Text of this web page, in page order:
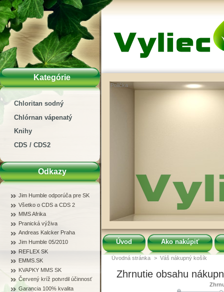
Kategórie
Chloritan sodný
Chlórnan vápenatý
Knihy
CDS / CDS2
Odkazy
Jim Humble odporúča pre SK
Všetko o CDS a CDS 2
MMS Afrika
Pranická výživa
Andreas Kalcker Praha
Jim Humble 05/2010
REFLEX SK
EMMS.SK
KVAPKY MMS SK
Červený kríž potvrdil účinnosť
Garancia 100% kvalita
Polička
Úvod Ako nakúpiť
Úvodná stránka > Váš nákupný košík
Zhrnutie obsahu